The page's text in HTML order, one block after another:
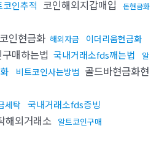
코인추적 코인해외지갑매입
돈현금화
인현금화 해외자금 이더리움현금화
매하는법 국내거래소fds깨는법
알
비트코인사는방법 골드바현금화현
세탁 국내거래소fds증빙
해외거래소 알트코인구매